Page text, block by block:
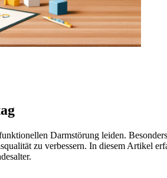
Darmstörung leiden.
zu verbessern. In diesem Artikel